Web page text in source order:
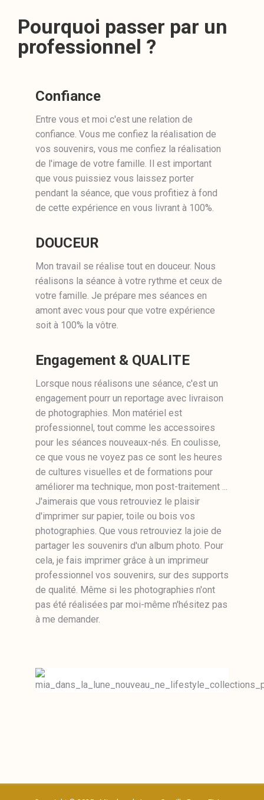
Pourquoi passer par un
professionnel ?
Confiance
Entre vous et moi c'est une relation de
confiance. Vous me confiez la réalisation de
vos souvenirs, vous me confiez la réalisation
de l'image de votre famille. Il est important
que vous puissiez vous laissez porter
pendant la séance, que vous profitiez à fond
de cette expérience en vous livrant à 100%.
DOUCEUR
Mon travail se réalise tout en douceur. Nous
réalisons la séance à votre rythme et ceux de
votre famille. Je prépare mes séances en
amont avec vous pour que votre expérience
soit à 100% la vôtre.
Engagement & QUALITE
Lorsque nous réalisons une séance, c'est un
engagement pourr un reportage avec livraison
de photographies. Mon matériel est
professionnel, tout comme les accessoires
pour les séances nouveaux-nés. En coulisse,
ce que vous ne voyez pas ce sont les heures
de cultures visuelles et de formations pour
améliorer ma technique, mon post-traitement ...
J'aimerais que vous retrouviez le plaisir
d'imprimer sur papier, toile ou bois vos
photographies. Que vous retrouviez la joie de
partager les souvenirs d'un album photo. Pour
cela, je fais imprimer grâce à un imprimeur
professionnel vos souvenirs, sur des supports
de qualité. Même si les photographies n'ont
pas été réalisées par moi-même n'hésitez pas
à me demander.